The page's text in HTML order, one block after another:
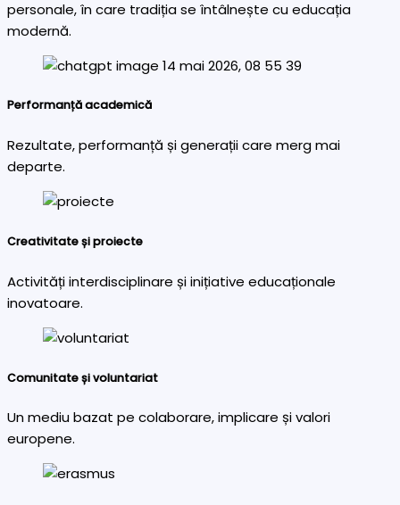
personale, în care tradiția se întâlnește cu educația
modernă.
Performanță academică
Rezultate, performanță și generații care merg mai
departe.
Creativitate și proiecte
Activități interdisciplinare și inițiative educaționale
inovatoare.
Comunitate și voluntariat
Un mediu bazat pe colaborare, implicare și valori
europene.